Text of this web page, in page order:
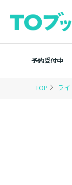
予約受付中
TOP ライ